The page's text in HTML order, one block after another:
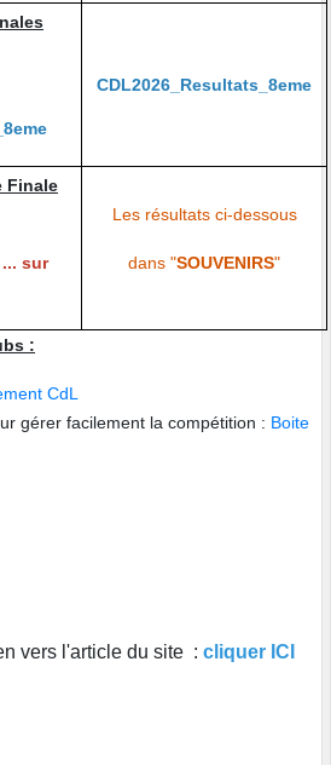
CDL2026_Resultats_8eme
Finale
... sur
Les résultats ci-dessous
dans "SOUVENIRS"
:
CdL
gérer facilement la compétition : Boite
vers l'article du site : cliquer ICI